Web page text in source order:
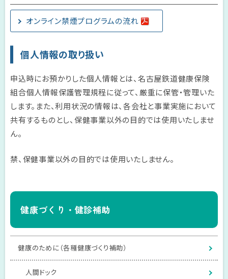
オンライン禁煙プログラムの流れ
個人情報の取り扱い
申込時にお預かりした個人情報とは、名古屋鉄道健康保険
組合個人情報保護管理規程に従って、厳重に保管・管理いた
します。また、利用状況の情報は、各会社と事業実施において
共有するものとし、保健事業以外の目的では使用いたしませ
ん。
禁、保健事業以外の目的では使用いたしません。
健康づくり・健診補助
健康のために（各種健康づくり補助）
人間ドック